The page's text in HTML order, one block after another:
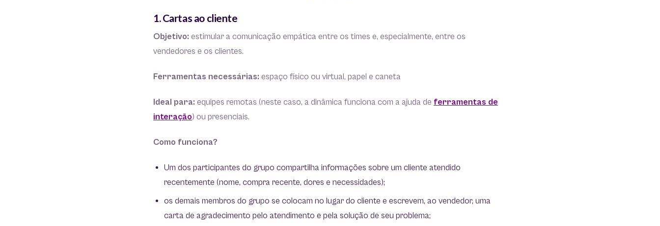
1. Cartas ao cliente
Objetivo: estimular a comunicação empática entre os times e, especialmente, entre os
vendedores e os clientes.
Ferramentas necessárias: espaço físico ou virtual, papel e caneta
Ideal para: equipes remotas (neste caso, a dinâmica funciona com a ajuda de ferramentas de
interação) ou presenciais.
Como funciona?
Um dos participantes do grupo compartilha informações sobre um cliente atendido
recentemente (nome, compra recente, dores e necessidades);
os demais membros do grupo se colocam no lugar do cliente e escrevem, ao vendedor, uma
carta de agradecimento pelo atendimento e pela solução de seu problema;